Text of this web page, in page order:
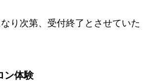
なり次第、受付終了とさせていた
ン体験